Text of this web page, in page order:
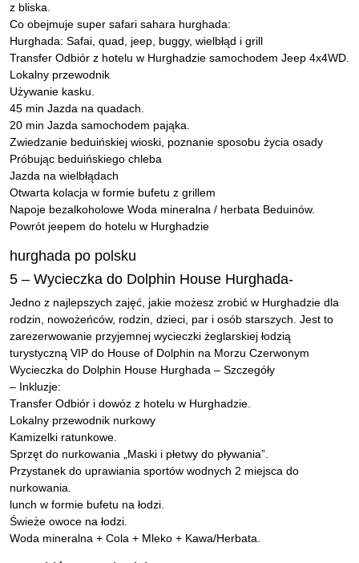
z bliska.
Co obejmuje super safari sahara hurghada:
Hurghada: Safai, quad, jeep, buggy, wielbłąd i grill
Transfer Odbiór z hotelu w Hurghadzie samochodem Jeep 4x4WD.
Lokalny przewodnik
Używanie kasku.
45 min Jazda na quadach.
20 min Jazda samochodem pająka.
Zwiedzanie beduińskiej wioski, poznanie sposobu życia osady
Próbując beduińskiego chleba
Jazda na wielbłądach
Otwarta kolacja w formie bufetu z grillem
Napoje bezalkoholowe Woda mineralna / herbata Beduinów.
Powrót jeepem do hotelu w Hurghadzie
hurghada po polsku
5 – Wycieczka do Dolphin House Hurghada-
Jedno z najlepszych zajęć, jakie możesz zrobić w Hurghadzie dla
rodzin, nowożeńców, rodzin, dzieci, par i osób starszych. Jest to
zarezerwowanie przyjemnej wycieczki żeglarskiej łodzią
turystyczną VIP do House of Dolphin na Morzu Czerwonym
Wycieczka do Dolphin House Hurghada – Szczegóły
– Inkluzje:
Transfer Odbiór i dowóz z hotelu w Hurghadzie.
Lokalny przewodnik nurkowy
Kamizelki ratunkowe.
Sprzęt do nurkowania „Maski i płetwy do pływania”.
Przystanek do uprawiania sportów wodnych 2 miejsca do
nurkowania.
lunch w formie bufetu na łodzi.
Świeże owoce na łodzi.
Woda mineralna + Cola + Mleko + Kawa/Herbata.